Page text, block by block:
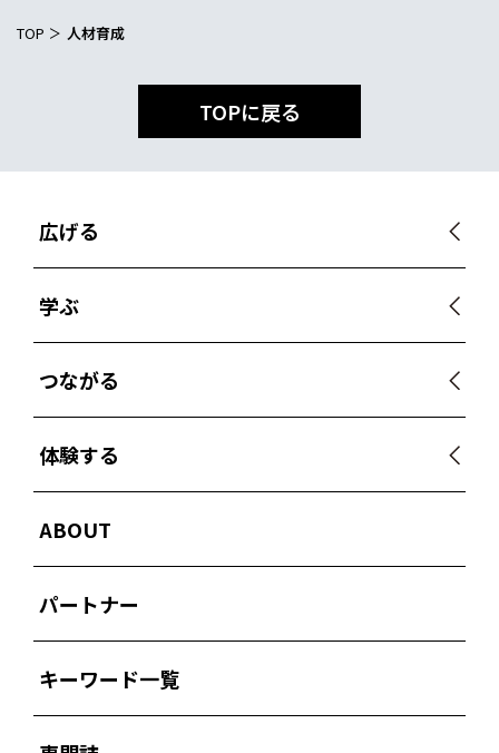
TOP 人材育成
TOPに戻る
広げる
学ぶ
つながる
体験する
ABOUT
パートナー
キーワード一覧